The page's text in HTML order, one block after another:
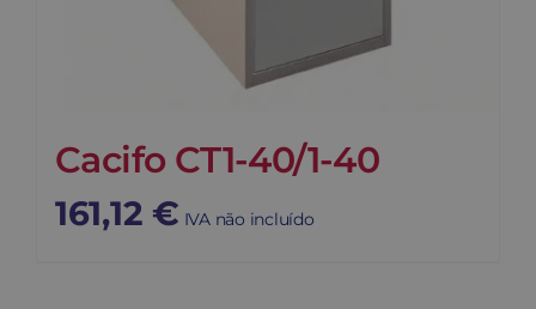
Cacifo CT1-40/1-40
161,12 € IVA não incluído